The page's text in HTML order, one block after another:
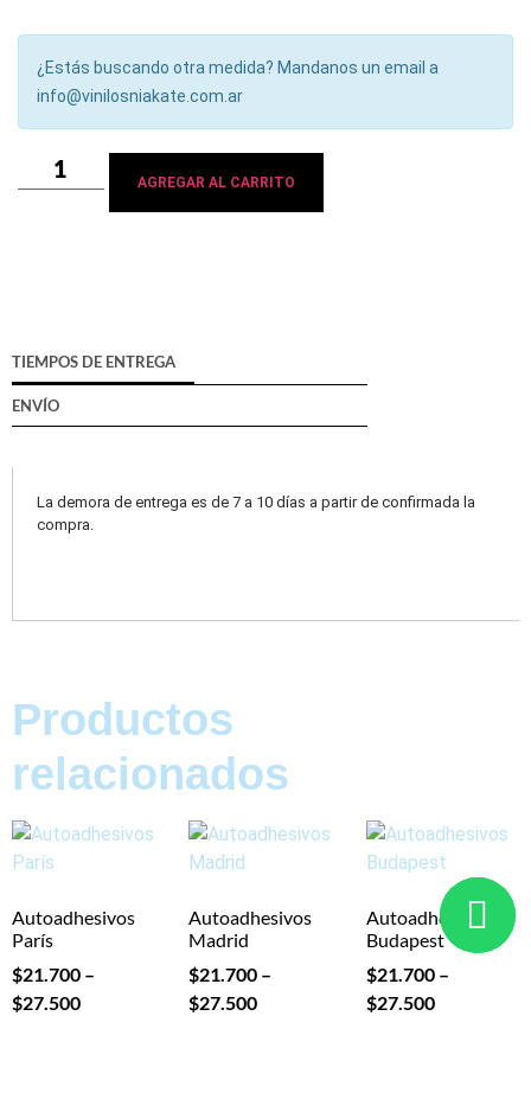
¿Estás buscando otra medida? Mandanos un email a
info@vinilosniakate.com.ar
AGREGAR AL CARRITO
TIEMPOS DE ENTREGA
ENVÍO
La demora de entrega es de 7 a 10 días a partir de confirmada la
compra.
Productos
relacionados
Autoadhesivos
París
$21.700 –
$27.500
Autoadhesivos
Madrid
$21.700 –
$27.500
Autoadhesivos
Budapest
$21.700 –
$27.500